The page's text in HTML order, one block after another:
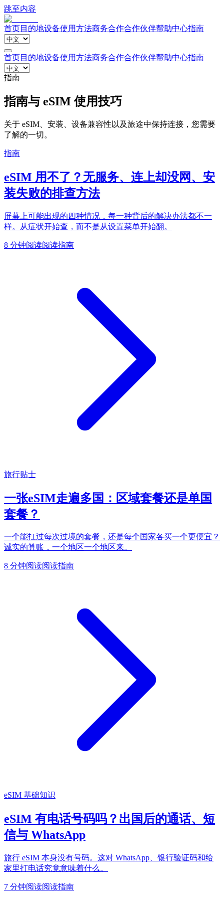
跳至内容
首页目的地设备使用方法商务合作合作伙伴帮助中心指南
首页目的地设备使用方法商务合作合作伙伴帮助中心指南
指南
指南与 eSIM 使用技巧
关于 eSIM、安装、设备兼容性以及旅途中保持连接，您需要
了解的一切。
指南
eSIM 用不了？无服务、连上却没网、安
装失败的排查方法
屏幕上可能出现的四种情况，每一种背后的解决办法都不一
样。从症状开始查，而不是从设置菜单开始翻。
8 分钟阅读阅读指南
旅行贴士
一张eSIM走遍多国：区域套餐还是单国
套餐？
一个能扛过每次过境的套餐，还是每个国家各买一个更便宜？
诚实的算账，一个地区一个地区来。
8 分钟阅读阅读指南
eSIM 基础知识
eSIM 有电话号码吗？出国后的通话、短
信与 WhatsApp
旅行 eSIM 本身没有号码。这对 WhatsApp、银行验证码和给
家里打电话究竟意味着什么。
7 分钟阅读阅读指南